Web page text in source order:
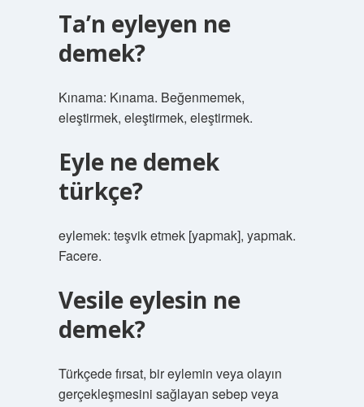
Ta’n eyleyen ne
demek?
Kınama: Kınama. Beğenmemek,
eleştirmek, eleştirmek, eleştirmek.
Eyle ne demek
türkçe?
eylemek: teşvik etmek [yapmak], yapmak.
Facere.
Vesile eylesin ne
demek?
Türkçede fırsat, bir eylemin veya olayın
gerçekleşmesini sağlayan sebep veya